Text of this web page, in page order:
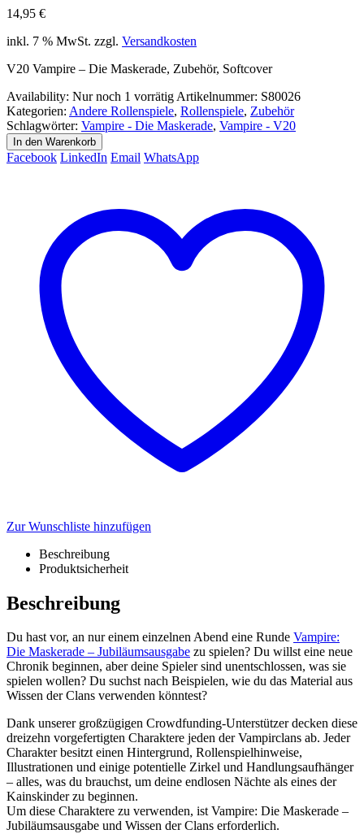
14,95 €
inkl. 7 % MwSt. zzgl. Versandkosten
V20 Vampire – Die Maskerade, Zubehör, Softcover
Availability: Nur noch 1 vorrätig Artikelnummer: S80026
Kategorien: Andere Rollenspiele, Rollenspiele, Zubehör
Schlagwörter: Vampire - Die Maskerade, Vampire - V20
In den Warenkorb
Facebook LinkedIn Email WhatsApp
Zur Wunschliste hinzufügen
Beschreibung
Produktsicherheit
Beschreibung
Du hast vor, an nur einem einzelnen Abend eine Runde Vampire:
Die Maskerade – Jubiläumsausgabe zu spielen? Du willst eine neue
Chronik beginnen, aber deine Spieler sind unentschlossen, was sie
spielen wollen? Du suchst nach Beispielen, wie du das Material aus
Wissen der Clans verwenden könntest?
Dank unserer großzügigen Crowdfunding-Unterstützer decken diese
dreizehn vorgefertigten Charaktere jeden der Vampirclans ab. Jeder
Charakter besitzt einen Hintergrund, Rollenspielhinweise,
Illustrationen und einige potentielle Zirkel und Handlungsaufhänger
– alles, was du brauchst, um deine endlosen Nächte als eines der
Kainskinder zu beginnen.
Um diese Charaktere zu verwenden, ist Vampire: Die Maskerade –
Jubiläumsausgabe und Wissen der Clans erforderlich.